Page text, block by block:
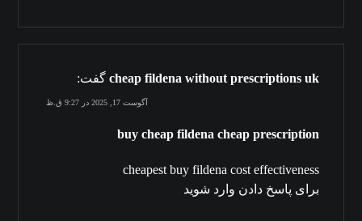
cheap fildena without prescriptions uk گفت:
آگوست 17, 2025 در 9:27 ق.ظ
buy cheap fildena cheap prescription
cheapest buy fildena cost effectiveness
برای پاسخ دادن وارد شوید